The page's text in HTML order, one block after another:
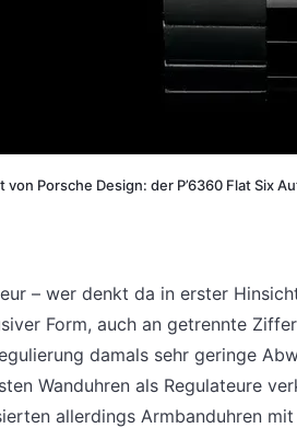
von Porsche Design: der P’6360 Flat Six
– wer denkt da in erster
Form, auch an getrennte
damals sehr geringe
Wanduhren als Regulateure
allerdings Armbanduhren